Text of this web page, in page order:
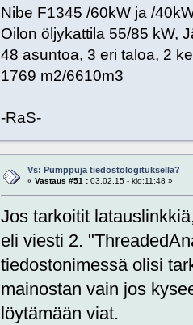
Nibe F1345 /60kW ja /
Oilon öljykattila 55/85 kW,
48 asuntoa, 3 eri taloa, 2
1769 m2/6610m3
-RaS-
Vs: Pumppuja tiedostologituksella?
« Vastaus #51 :03.02.15 - klo:11:48 »
Jos tarkoitit
eli viesti 2.
tiedostonimessä olisi
mainostan vain jos
löytämään viat.